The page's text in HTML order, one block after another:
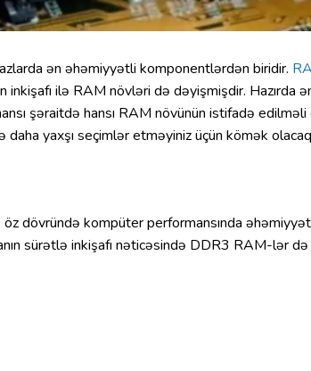
ən əhəmiyyətli komponentlərdən biridir.
ilə RAM növləri də dəyişmişdir.
şəraitdə hansı RAM növünün istifadə
daha yaxşı seçimlər etməyiniz üçün kömək
dövründə kompüter performansında
sürətlə inkişafı nəticəsində DDR3 RAM-lər